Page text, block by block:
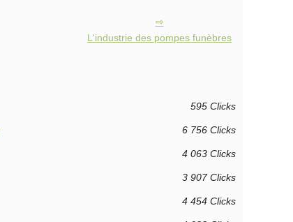
L'industrie des pompes funèbres
595 Clicks
6 756 Clicks
4 063 Clicks
3 907 Clicks
4 454 Clicks